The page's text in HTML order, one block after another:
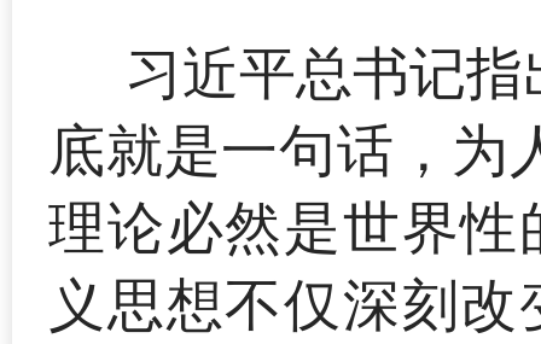
习近平总书记
底就是一句话，为
理论必然是世界
义思想不仅深刻